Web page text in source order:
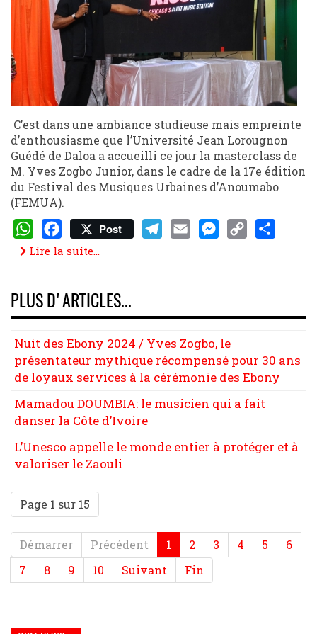
C’est dans une ambiance studieuse mais empreinte
d’enthousiasme que l’Université Jean Lorougnon
Guédé de Daloa a accueilli ce jour la masterclass de
M. Yves Zogbo Junior, dans le cadre de la 17e édition
du Festival des Musiques Urbaines d’Anoumabo
(FEMUA).
WhatsApp
Facebook
Post
Lire la suite...
PLUS D'ARTICLES...
Nuit des Ebony 2024 / Yves Zogbo, le
présentateur mythique récompensé pour 30 ans
de loyaux services à la cérémonie des Ebony
Mamadou DOUMBIA: le musicien qui a fait
danser la Côte d’Ivoire
L’Unesco appelle le monde entier à protéger et à
valoriser le Zaouli
Page 1 sur 15
Démarrer Précédent 1 2 3 4 5
6
7
8 9 10 Suivant Fin